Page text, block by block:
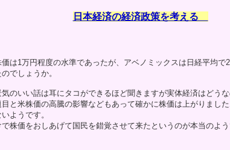
日本経済の経済政策を考える
価は1万円程度の水準であったが、アベノミックスは日経平均
でしょうか。
のいい話は耳にタコができるほど聞きますが実体経済はどうな
と米株価の高騰の影響などもあって確かに株価は上がりまし
ようです。
で株価をおしあげて国民を錯覚させて来たというのが本当のよ